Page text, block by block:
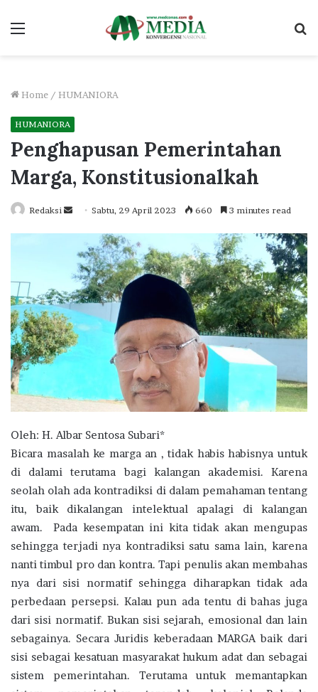
Menu
Home / HUMANIORA
HUMANIORA
Penghapusan Pemerintahan
Marga, Konstitusionalkah
Redaksi
Send
email
Sabtu, 29 April 2023 660 3 minutes read
Oleh: H. Albar Sentosa Subari*
Bicara masalah ke marga an , tidak habis habisnya untuk
di dalami terutama bagi kalangan akademisi. Karena
seolah olah ada kontradiksi di dalam pemahaman tentang
itu, baik dikalangan intelektual apalagi di kalangan
awam. Pada kesempatan ini kita tidak akan mengupas
sehingga terjadi nya kontradiksi satu sama lain, karena
nanti timbul pro dan kontra. Tapi penulis akan membahas
nya dari sisi normatif sehingga diharapkan tidak ada
perbedaan persepsi. Kalau pun ada tentu di bahas juga
dari sisi normatif. Bukan sisi sejarah, emosional dan lain
sebagainya. Secara Juridis keberadaan MARGA baik dari
sisi sebagai kesatuan masyarakat hukum adat dan sebagai
sistem pemerintahan. Terutama untuk memantapkan